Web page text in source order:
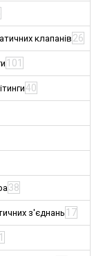
клапанів 26
101
40
38
з'єднань 17